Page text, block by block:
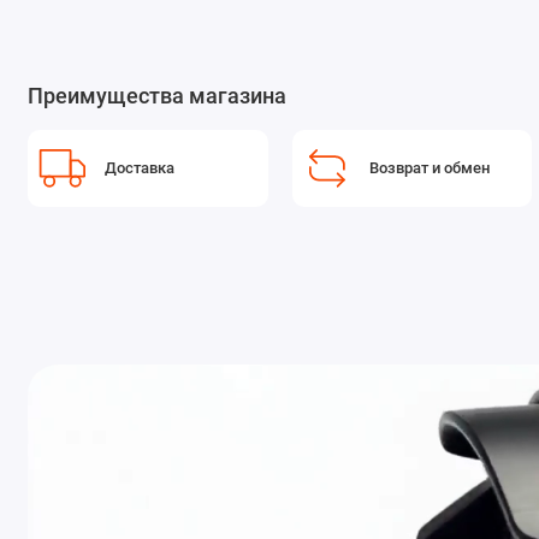
Преимущества магазина
Доставка Возврат и обмен